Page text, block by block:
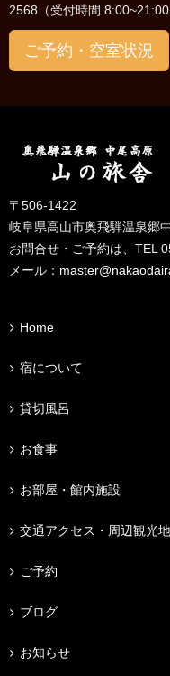
2568（受付時間 8:00~21:00
ご予約・空室状況
〒506-1422
岐阜県高山市奥飛騨温泉郷
お問合せ・ご予約は、TEL
メール：
Home
宿について
貸切風呂
お食事
お部屋・館内施設
交通アクセス・周辺観光地
ご予約
ブログ
お知らせ